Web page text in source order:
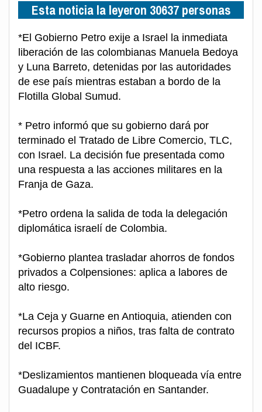
Esta noticia la leyeron 30637 personas
*El Gobierno Petro exije a Israel la inmediata
liberación de las colombianas Manuela Bedoya
y Luna Barreto, detenidas por las autoridades
de ese país mientras estaban a bordo de la
Flotilla Global Sumud.
* Petro informó que su gobierno dará por
terminado el Tratado de Libre Comercio, TLC,
con Israel. La decisión fue presentada como
una respuesta a las acciones militares en la
Franja de Gaza.
*Petro ordena la salida de toda la delegación
diplomática israelí de Colombia.
*Gobierno plantea trasladar ahorros de fondos
privados a Colpensiones: aplica a labores de
alto riesgo.
*La Ceja y Guarne en Antioquia, atienden con
recursos propios a niños, tras falta de contrato
del ICBF.
*Deslizamientos mantienen bloqueada vía entre
Guadalupe y Contratación en Santander.